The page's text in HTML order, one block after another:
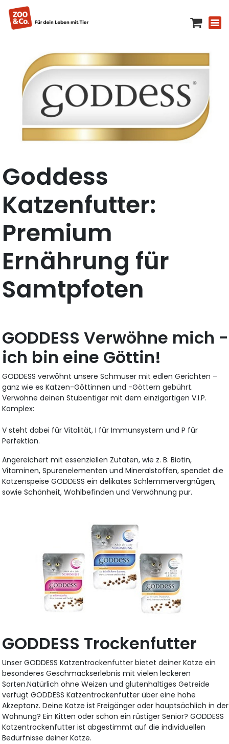
Goddess
Katzenfutter:
Premium
Ernährung für
Samtpfoten
GODDESS Verwöhne mich -
ich bin eine Göttin!
GODDESS verwöhnt unsere Schmuser mit edlen Gerichten –
ganz wie es Katzen-Göttinnen und -Göttern gebührt.
Verwöhne deinen Stubentiger mit dem einzigartigen V.I.P.
Komplex:
V steht dabei für Vitalität, I für Immunsystem und P für
Perfektion.
Angereichert mit essenziellen Zutaten, wie z. B. Biotin,
Vitaminen, Spurenelementen und Mineralstoffen, spendet die
Katzenspeise GODDESS ein delikates Schlemmervergnügen,
sowie Schönheit, Wohlbefinden und Verwöhnung pur.
GODDESS Trockenfutter
Unser GODDESS Katzentrockenfutter bietet deiner Katze ein
besonderes Geschmackserlebnis mit vielen leckeren
Sorten.Natürlich ohne Weizen und glutenhaltiges Getreide
verfügt GODDESS Katzentrockenfutter über eine hohe
Akzeptanz. Deine Katze ist Freigänger oder hauptsächlich in der
Wohnung? Ein Kitten oder schon ein rüstiger Senior? GODDESS
Katzentrockenfutter ist abgestimmt auf die individuellen
Bedürfnisse deiner Katze.